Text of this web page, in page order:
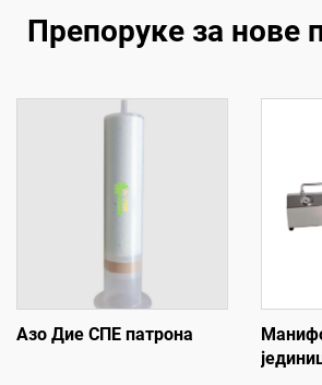
Препоруке за нове
Азо Дие СПЕ патрона